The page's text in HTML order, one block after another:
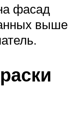
фасад
выше